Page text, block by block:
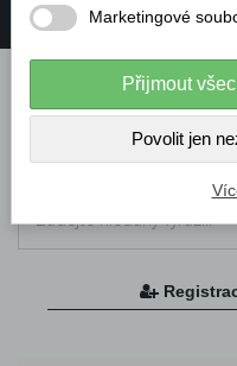
Marketingové
Přijmout
Povolit jen